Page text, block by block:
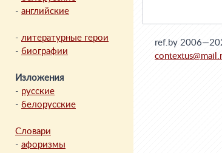
- английские
- литературные герои
- биографии
Изложения
- русские
- белорусские
Словари
- афоризмы
ref.by